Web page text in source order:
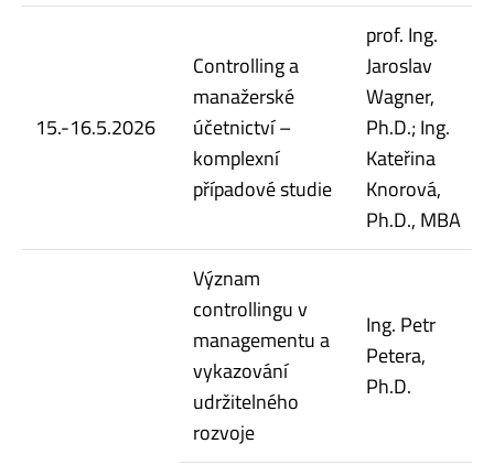
15.-16.5.2026
Controlling a
manažerské
účetnictví –
komplexní
případové studie
prof. Ing.
Jaroslav
Wagner,
Ph.D.; Ing.
Kateřina
Knorová,
Ph.D., MBA
Význam
controllingu v
managementu a
vykazování
udržitelného
rozvoje
Ing. Petr
Petera,
Ph.D.